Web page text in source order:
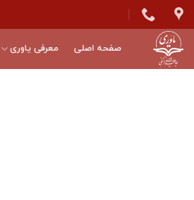
Skip
to
content
صفحه اصلی معرفی یاوری